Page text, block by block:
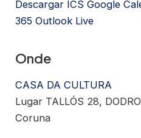
Descargar ICS Google
365 Outlook Live
Onde
CASA DA CULTURA
Lugar TALLÓS 28,
Coruna